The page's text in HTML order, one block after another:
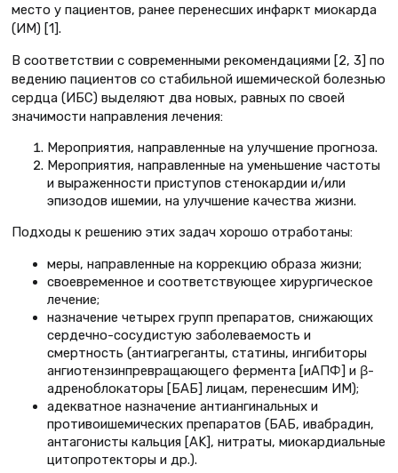
место у пациентов, ранее перенесших инфаркт миокарда
(ИМ) [1].
В соответствии с современными рекомендациями [2, 3] по
ведению пациентов со стабильной ишемической болезнью
сердца (ИБС) выделяют два новых, равных по своей
значимости направления лечения:
Мероприятия, направленные на улучшение прогноза.
Мероприятия, направленные на уменьшение частоты
и выраженности приступов стенокардии и/или
эпизодов ишемии, на улучшение качества жизни.
Подходы к решению этих задач хорошо отработаны:
меры, направленные на коррекцию образа жизни;
своевременное и соответствующее хирургическое
лечение;
назначение четырех групп препаратов, снижающих
сердечно-сосудистую заболеваемость и
смертность (антиагреганты, статины, ингибиторы
ангиотензинпревращающего фермента [иАПФ] и β-
адреноблокаторы [БАБ] лицам, перенесшим ИМ);
адекватное назначение антиангинальных и
противоишемических препаратов (БАБ, ивабрадин,
антагонисты кальция [AK], нитраты, миокардиальные
цитопротекторы и др.).